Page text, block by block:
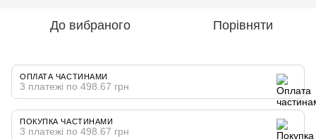
До вибраного Порівняти
ОПЛАТА ЧАСТИНАМИ
3 платежі по 498.67 грн
ПОКУПКА ЧАСТИНАМИ
3 платежі по 498.67 грн